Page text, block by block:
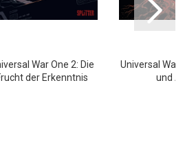
War One 2: Die
der Erkenntnis
Universal War
und Abel